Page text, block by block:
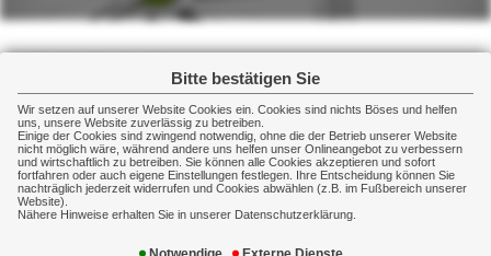
Bitte bestätigen Sie
Wir setzen auf unserer Website Cookies ein. Cookies sind nichts Böses und helfen
uns, unsere Website zuverlässig zu betreiben.
Einige der Cookies sind zwingend notwendig, ohne die der Betrieb unserer Website
nicht möglich wäre, während andere uns helfen unser Onlineangebot zu verbessern
und wirtschaftlich zu betreiben. Sie können alle Cookies akzeptieren und sofort
fortfahren oder auch eigene Einstellungen festlegen. Ihre Entscheidung können Sie
nachträglich jederzeit widerrufen und Cookies abwählen (z.B. im Fußbereich unserer
Website).
Nähere Hinweise erhalten Sie in unserer Datenschutzerklärung.
Kurzportrait
Tätigkeit
Unser Team
Partner
Mitgliedschaften
Qualität
Kundenkreis
Kontakt
Mitgliedschaften
Wir nutzen das Dienstleistungsangebot der
VEMA Versicherungsmakler Genossenschaft eG
zum Vorteil unserer Kunden.
Die VEMA ist ein genossenschaftlicher Zusammenschluss
von qualifizierten Versicherungsmaklern. Durch die Nutzung
anderem Versicherungsprodukte mit einem ausgezeichneten